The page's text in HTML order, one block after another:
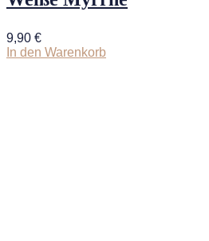
9,90 €
In den Warenkorb